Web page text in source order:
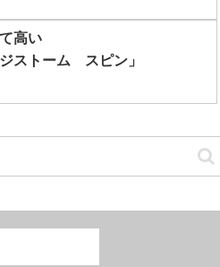
高い
ストーム スピン」